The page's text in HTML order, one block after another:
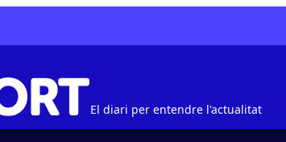
El diari per entendre l'actualitat